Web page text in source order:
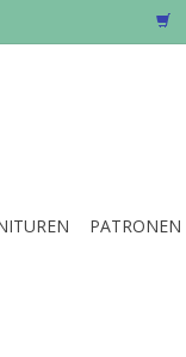
PATRONEN